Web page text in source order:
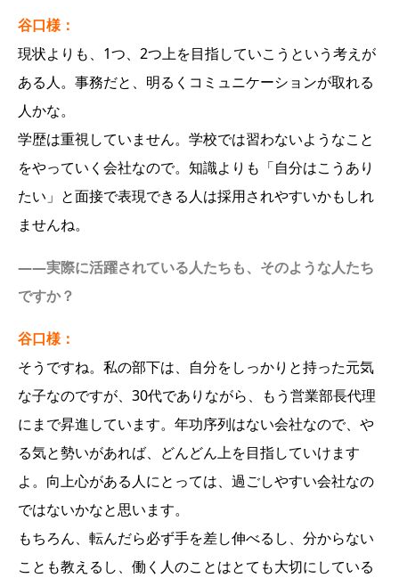
谷口様：
現状よりも、1つ、2つ上を目指していこうという考えが
ある人。事務だと、明るくコミュニケーションが取れる
人かな。
学歴は重視していません。学校では習わないようなこと
をやっていく会社なので。知識よりも「自分はこうあり
たい」と面接で表現できる人は採用されやすいかもしれ
ませんね。
――実際に活躍されている人たちも、そのような人たち
ですか？
谷口様：
そうですね。私の部下は、自分をしっかりと持った元気
な子なのですが、30代でありながら、もう営業部長代理
にまで昇進しています。年功序列はない会社なので、や
る気と勢いがあれば、どんどん上を目指していけます
よ。向上心がある人にとっては、過ごしやすい会社なの
ではないかなと思います。
もちろん、転んだら必ず手を差し伸べるし、分からない
ことも教えるし、働く人のことはとても大切にしている